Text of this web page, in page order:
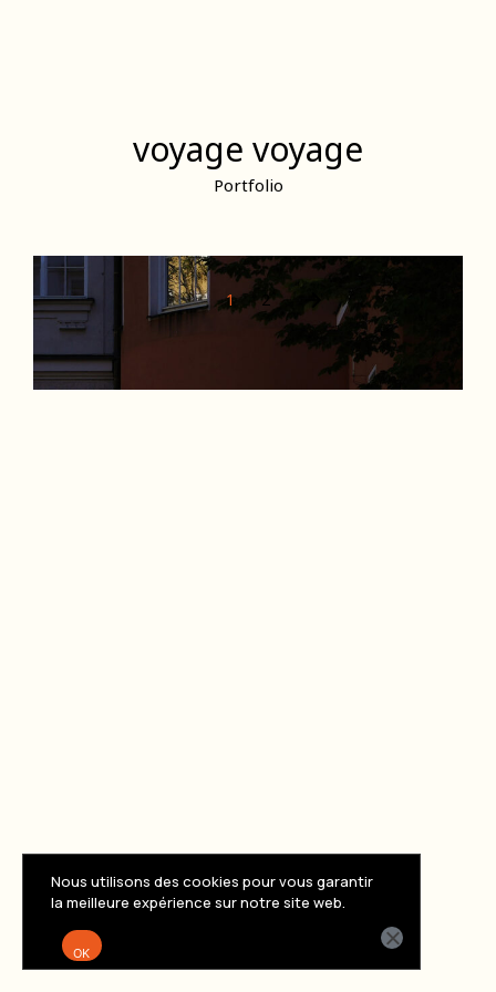
voyage voyage
Portfolio
Mère à Munich
1 2
Nous utilisons des cookies pour vous garantir
la meilleure expérience sur notre site web.
OK